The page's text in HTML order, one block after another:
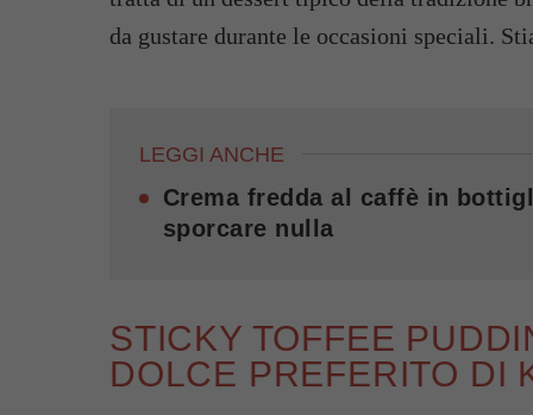
da gustare durante le occasioni speciali.
LEGGI ANCHE
Crema fredda al caffè in
sporcare nulla
STICKY TOFFEE
DOLCE PREFERITO DI